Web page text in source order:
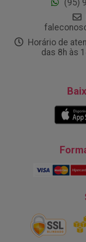
(95)
Horário de
das 8h às